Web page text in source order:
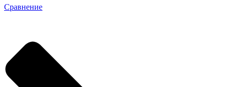
Сравнение